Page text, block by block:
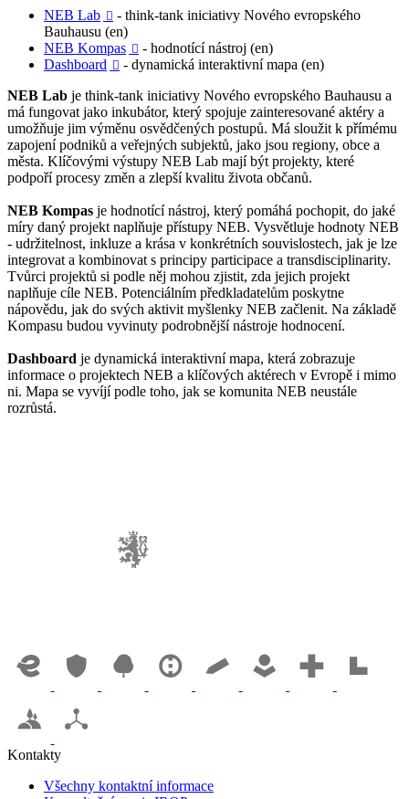
NEB Lab  - think-tank iniciativy Nového evropského
Bauhausu (en)
NEB Kompas  - hodnotící nástroj (en)
Dashboard  - dynamická interaktivní mapa (en)
NEB Lab je think-tank iniciativy Nového evropského Bauhausu a
má fungovat jako inkubátor, který spojuje zainteresované aktéry a
umožňuje jim výměnu osvědčených postupů. Má sloužit k přímému
zapojení podniků a veřejných subjektů, jako jsou regiony, obce a
města. Klíčovými výstupy NEB Lab mají být projekty, které
podpoří procesy změn a zlepší kvalitu života občanů.
NEB Kompas je hodnotící nástroj, který pomáhá pochopit, do jaké
míry daný projekt naplňuje přístupy NEB. Vysvětluje hodnoty NEB
- udržitelnost, inkluze a krása v konkrétních souvislostech, jak je lze
integrovat a kombinovat s principy participace a transdisciplinarity.
Tvůrci projektů si podle něj mohou zjistit, zda jejich projekt
naplňuje cíle NEB. Potenciálním předkladatelům poskytne
nápovědu, jak do svých aktivit myšlenky NEB začlenit. Na základě
Kompasu budou vyvinuty podrobnější nástroje hodnocení.
Dashboard je dynamická interaktivní mapa, která zobrazuje
informace o projektech NEB a klíčových aktérech v Evropě i mimo
ni. Mapa se vyvíjí podle toho, jak se komunita NEB neustále
rozrůstá.
Kontakty
Všechny kontaktní informace